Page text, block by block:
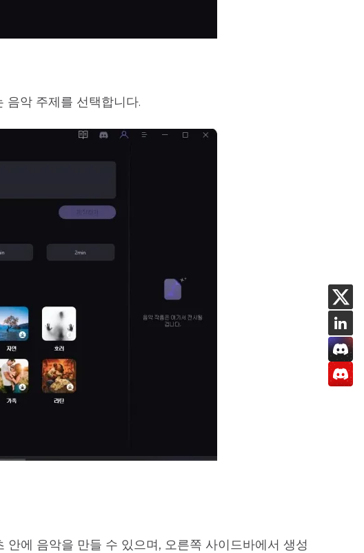
음악 주제를 선택합니다.
에 음악을 만들 수 있으며, 오른쪽 사이드바에서 생성